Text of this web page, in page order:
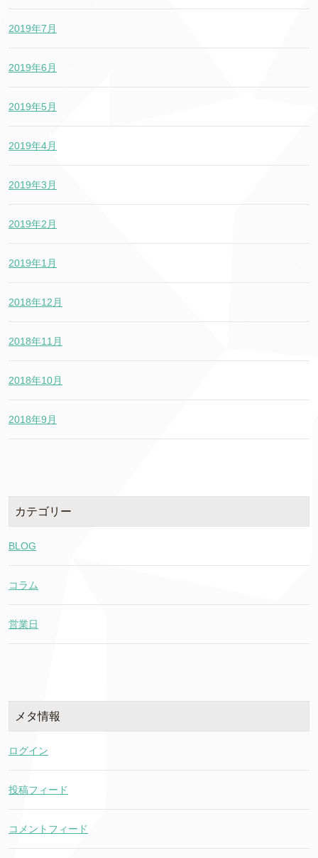
2019年7月
2019年6月
2019年5月
2019年4月
2019年3月
2019年2月
2019年1月
2018年12月
2018年11月
2018年10月
2018年9月
カテゴリー
BLOG
コラム
営業日
メタ情報
ログイン
投稿フィード
コメントフィード